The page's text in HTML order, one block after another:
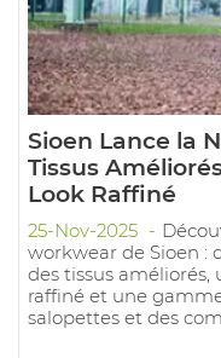
Sioen Lance la
Tissus
Look Raffiné
25-Nov-2025
workwear de Sioen :
des tissus
raffiné et une
salopettes et des